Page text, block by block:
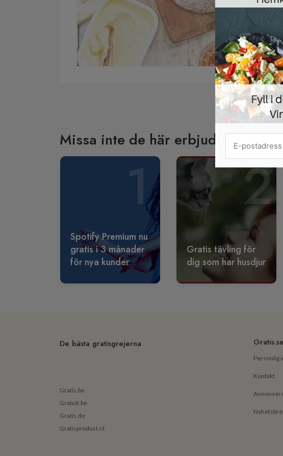
Missa inte de här erbjudandena
1
Spotify Premium nu
gratis i 3 månader
för nya kunder
2
Gratis tävling för
dig som har husdjur
De bästa gratisgrejerna
Gratis.be
Gratuit.be
Gratis.de
Gratisproduct.nl
Gratis.se
Personlig
Kontakt